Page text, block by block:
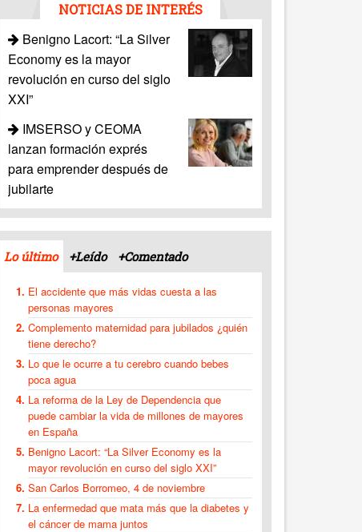
NOTICIAS DE INTERÉS
Benigno Lacort: “La Silver
Economy es la mayor
revolución en curso del siglo
XXI”
IMSERSO y CEOMA
lanzan formación exprés
para emprender después de
jubilarte
Lo último +Leído +Comentado
El accidente que más vidas cuesta a las
personas mayores
Complemento maternidad para jubilados ¿quién
tiene derecho?
Lo que le ocurre a tu cerebro cuando bebes
poca agua
La reforma de la Ley de Dependencia que
puede cambiar la vida de millones de mayores
en España
Benigno Lacort: “La Silver Economy es la
mayor revolución en curso del siglo XXI”
San Carlos Borromeo, 4 de noviembre
La enfermedad que mata más que la diabetes y
el cáncer de mama juntos